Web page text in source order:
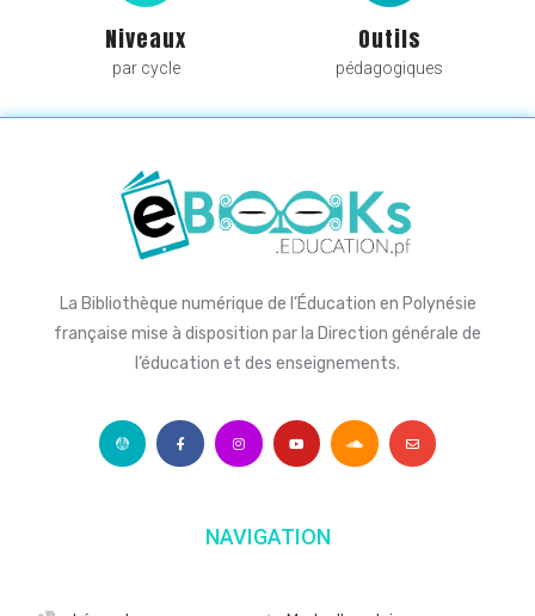
Niveaux
par cycle
Outils
pédagogiques
La Bibliothèque numérique de l’Éducation en Polynésie
française mise à disposition par la Direction générale de
l’éducation et des enseignements.
NAVIGATION